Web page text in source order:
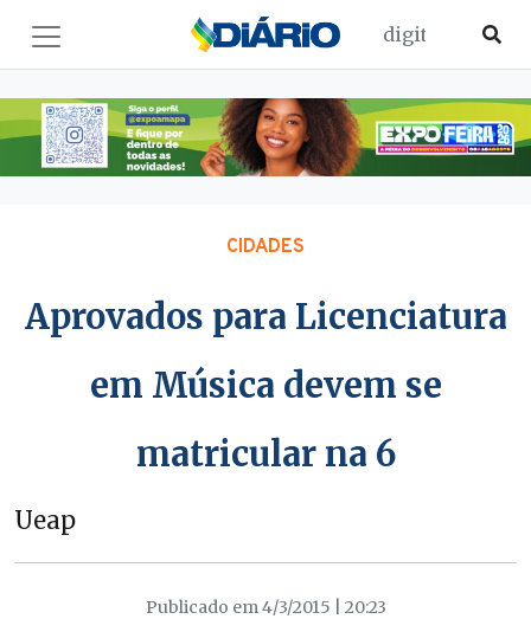
CIDADES
Aprovados para Licenciatura
em Música devem se
matricular na 6
Ueap
Publicado em 4/3/2015 | 20:23